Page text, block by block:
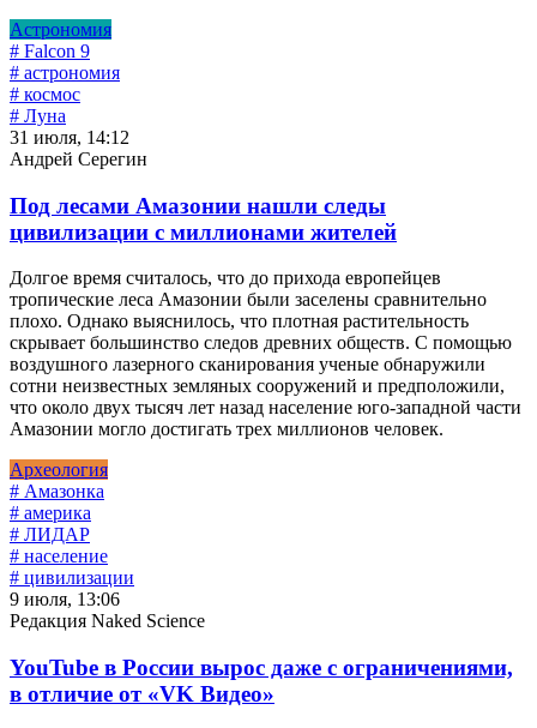
Астрономия
# Falcon 9
# астрономия
# космос
# Луна
31 июля, 14:12
Андрей Серегин
Под лесами Амазонии нашли следы
цивилизации с миллионами жителей
Долгое время считалось, что до прихода европейцев
тропические леса Амазонии были заселены сравнительно
плохо. Однако выяснилось, что плотная растительность
скрывает большинство следов древних обществ. С помощью
воздушного лазерного сканирования ученые обнаружили
сотни неизвестных земляных сооружений и предположили,
что около двух тысяч лет назад население юго-западной части
Амазонии могло достигать трех миллионов человек.
Археология
# Амазонка
# америка
# ЛИДАР
# население
# цивилизации
9 июля, 13:06
Редакция Naked Science
YouTube в России вырос даже с ограничениями,
в отличие от «VK Видео»